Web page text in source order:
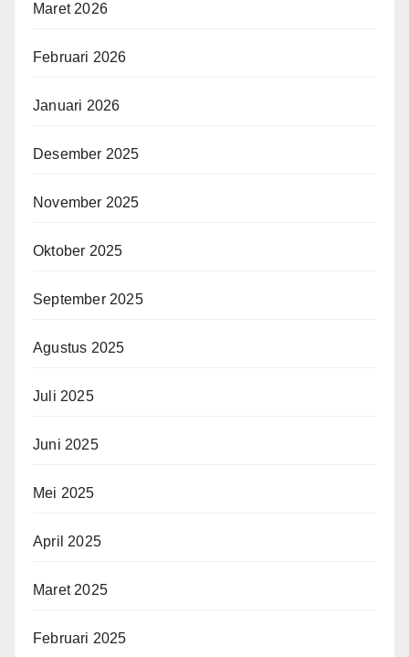
Maret 2026
Februari 2026
Januari 2026
Desember 2025
November 2025
Oktober 2025
September 2025
Agustus 2025
Juli 2025
Juni 2025
Mei 2025
April 2025
Maret 2025
Februari 2025